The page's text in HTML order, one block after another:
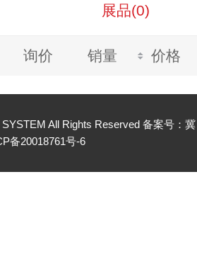
展品(0)
询价 销量 价格
All Rights Reserved 备案号： 冀
备20018761号-6